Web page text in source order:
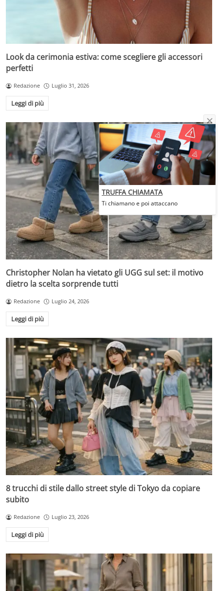
Look da cerimonia estiva: come scegliere gli accessori
perfetti
Redazione Luglio 31, 2026
Leggi di più
Christopher Nolan ha vietato gli UGG sul set: il motivo
dietro la scelta sorprende tutti
Redazione Luglio 24, 2026
Leggi di più
8 trucchi di stile dallo street style di Tokyo da copiare
subito
Redazione Luglio 23, 2026
Leggi di più
TRUFFA CHIAMATA
Ti chiamano e poi attaccano